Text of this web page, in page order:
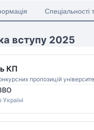
Спеціальності
вступу 2025
КП
пропозицій
Україні